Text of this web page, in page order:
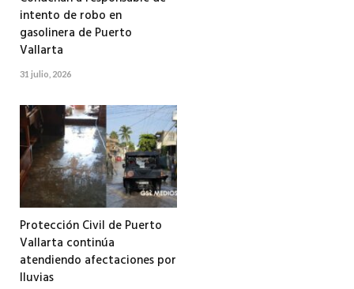
intento de robo en
gasolinera de Puerto
Vallarta
31 julio, 2026
Protección Civil de Puerto
Vallarta continúa
atendiendo afectaciones por
lluvias